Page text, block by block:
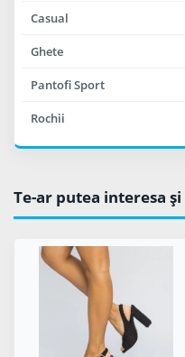
Casual
Ghete
Pantofi Sport
Rochii
Te-ar putea interesa şi